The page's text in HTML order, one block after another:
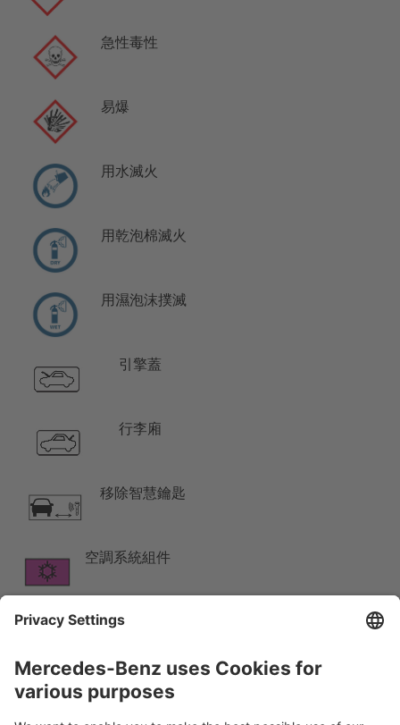
急性毒性
易爆
用水滅火
用乾泡棉滅火
用濕泡沫撲滅
引擎蓋
行李廂
移除智慧鑰匙
空調系統組件
柴油機 燃油箱
警告，低温